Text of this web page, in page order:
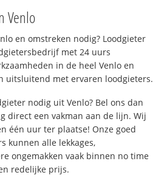
Venlo
en omstreken nodig? Loodgieter
met 24 uurs
in de heel Venlo en
uitsluitend met ervaren loodgieters.
nodig uit Venlo? Bel ons dan
direct een vakman aan de lijn. Wij
één uur ter plaatse! Onze goed
kunnen alle lekkages,
ongemakken vaak binnen no time
redelijke prijs.